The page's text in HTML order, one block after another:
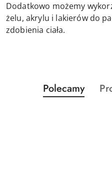
Dodatkowo możemy
żelu, akrylu i lakierów do
zdobienia ciała.
Pomiń karuzelę
Produkty
o
Polecamy